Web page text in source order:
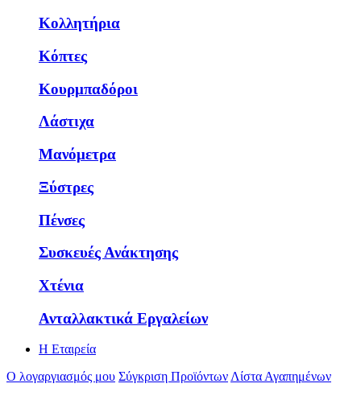
Κολλητήρια
Κόπτες
Κουρμπαδόροι
Λάστιχα
Μανόμετρα
Ξύστρες
Πένσες
Συσκευές Ανάκτησης
Χτένια
Ανταλλακτικά Εργαλείων
Η Εταιρεία
Ο λογαργιασμός μου Σύγκριση ΠροϊόντωνΛίστα Αγαπημένων